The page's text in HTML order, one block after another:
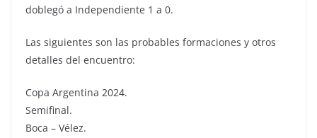
doblegó a Independiente 1 a 0.
Las siguientes son las probables formaciones y otros
detalles del encuentro:
Copa Argentina 2024.
Semifinal.
Boca – Vélez.